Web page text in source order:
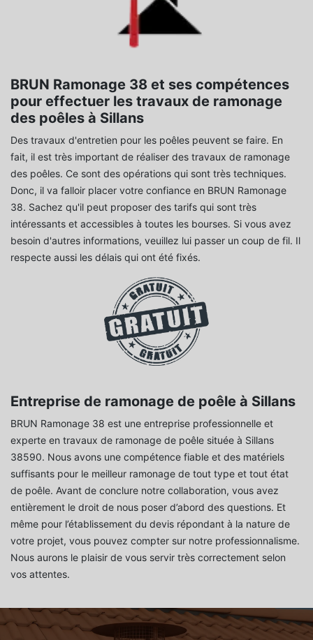
BRUN Ramonage 38 et ses compétences
pour effectuer les travaux de ramonage
des poêles à Sillans
Des travaux d'entretien pour les poêles peuvent se faire. En
fait, il est très important de réaliser des travaux de ramonage
des poêles. Ce sont des opérations qui sont très techniques.
Donc, il va falloir placer votre confiance en BRUN Ramonage
38. Sachez qu'il peut proposer des tarifs qui sont très
intéressants et accessibles à toutes les bourses. Si vous avez
besoin d'autres informations, veuillez lui passer un coup de fil. Il
respecte aussi les délais qui ont été fixés.
Entreprise de ramonage de poêle à Sillans
BRUN Ramonage 38 est une entreprise professionnelle et
experte en travaux de ramonage de poêle située à Sillans
38590. Nous avons une compétence fiable et des matériels
suffisants pour le meilleur ramonage de tout type et tout état
de poêle. Avant de conclure notre collaboration, vous avez
entièrement le droit de nous poser d’abord des questions. Et
même pour l’établissement du devis répondant à la nature de
votre projet, vous pouvez compter sur notre professionnalisme.
Nous aurons le plaisir de vous servir très correctement selon
vos attentes.